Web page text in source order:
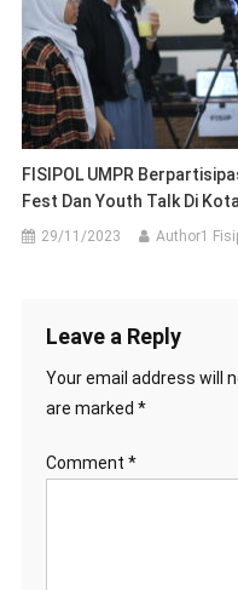
FISIPOL UMPR
Fest Dan Youth Talk Di
29/11/2023 Author1
Leave a Reply
Your email address will
are marked *
Comment *